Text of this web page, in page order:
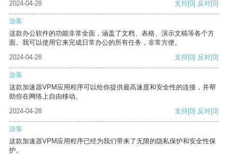
2024-04-28 支持[0] 反对[0]
游客
这款办公软件的功能非常全面，涵盖了文档、表格、演示文稿等各个方
面。我可以使用它来完成日常办公的所有任务，非常方便。
2024-04-28
支持[0] 反对[0]
游客
这款加速器VPM应用程序可以给你提供最高速度和安全性的连接，并帮
助你在网络上自由移动。
2024-04-28
支持[0] 反对[0]
游客
这款加速器VPM应用程序已经为我们带来了无限的隐私保护和安全性保
护。